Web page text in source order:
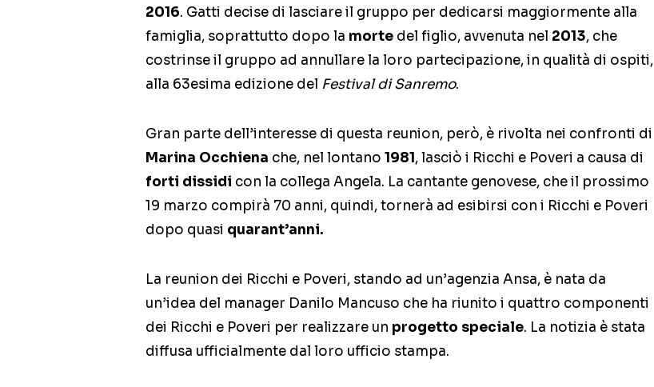
2016. Gatti decise di lasciare il gruppo per dedicarsi maggiormente alla
famiglia, soprattutto dopo la morte del figlio, avvenuta nel 2013, che
costrinse il gruppo ad annullare la loro partecipazione, in qualità di ospiti,
alla 63esima edizione del Festival di Sanremo.
Gran parte dell’interesse di questa reunion, però, è rivolta nei confronti di
Marina Occhiena che, nel lontano 1981, lasciò i Ricchi e Poveri a causa di
forti dissidi con la collega Angela. La cantante genovese, che il prossimo
19 marzo compirà 70 anni, quindi, tornerà ad esibirsi con i Ricchi e Poveri
dopo quasi quarant’anni.
La reunion dei Ricchi e Poveri, stando ad un’agenzia Ansa, è nata da
un’idea del manager Danilo Mancuso che ha riunito i quattro componenti
dei Ricchi e Poveri per realizzare un progetto speciale. La notizia è stata
diffusa ufficialmente dal loro ufficio stampa.